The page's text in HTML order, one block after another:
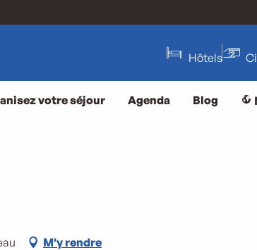
Hôtels
votre séjour Agenda Blog
M'y rendre